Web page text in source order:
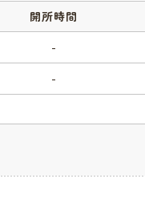
開所時間
-
-